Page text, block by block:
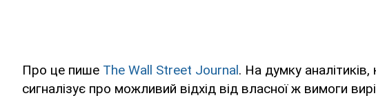
Про це пише The Wall Street Journal. На думку аналітиків,
сигналізує про можливий відхід від власної ж вимоги